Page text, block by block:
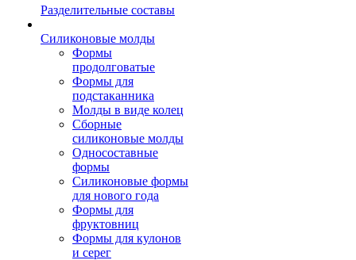
Разделительные составы
Силиконовые молды
Формы
продолговатые
Формы для
подстаканника
Молды в виде колец
Сборные
силиконовые молды
Односоставные
формы
Силиконовые формы
для нового года
Формы для
фруктовниц
Формы для кулонов
и серег